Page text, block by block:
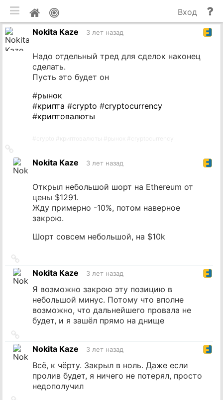
Мой
профиль
и
Вход
Nokita Kaze
3 лет назад
Надо отдельный тред для сделок наконец
сделать.
Пусть это будет он
#рынок
#крипта #crypto #cryptocurrency
#криптовалюты
на
источникNokita Kaze 3 лет назад
Открыл небольшой шорт на Ethereum от
цены $1291.
Жду примерно -10%, потом наверное
закрою.
Шорт совсем небольшой, на $10k
на
источник
Nokita Kaze 3 лет назад
Я возможно закрою эту позицию в
небольшой минус. Потому что вполне
возможно, что дальнейшего провала не
будет, и я зашёл прямо на днище
на
источник
Nokita Kaze 3 лет назад
Всё, к чёрту. Закрыл в ноль. Даже если
пролив будет, я ничего не потерял, просто
недополучил
мобильная версия